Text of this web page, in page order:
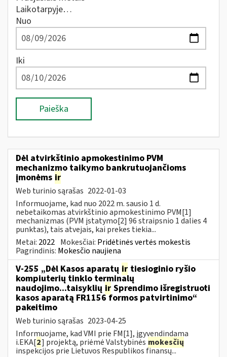
Laikotarpyje…
Nuo
Iki
Paieška
Dėl atvirkštinio apmokestinimo PVM
mechanizmo taikymo bankrutuojančioms
įmonėms ir
Web turinio sąrašas 2022-01-03
Informuojame, kad nuo 2022 m. sausio 1 d.
nebetaikomas atvirkštinio apmokestinimo PVM[1]
mechanizmas (PVM įstatymo[2] 96 straipsnio 1 dalies 4
punktas), tais atvejais, kai prekes tiekia...
Metai: 2022 Mokesčiai: Pridėtinės vertės mokestis
Pagrindinis: Mokesčio naujiena
V-255 „Dėl Kasos aparatų ir tiesioginio ryšio
kompiuterių tinklo terminalų
naudojimo...taisyklių ir Sprendimo išregistruoti
kasos aparatą FR1156 formos patvirtinimo“
pakeitimo
Web turinio sąrašas 2023-04-25
Informuojame, kad VMI prie FM[1], įgyvendindama
i.EKA[2] projektą, priėmė Valstybinės mokesčių
inspekcijos prie Lietuvos Respublikos finansų...